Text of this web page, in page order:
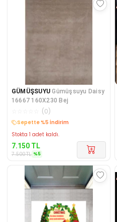
GÜMÜŞSUYU Gümüşsuyu Daisy
16667 160X230 Bej
(0)
Sepette %5 İndirim
Stokta 1 adet kaldı.
7.150 TL
7.500TL %5